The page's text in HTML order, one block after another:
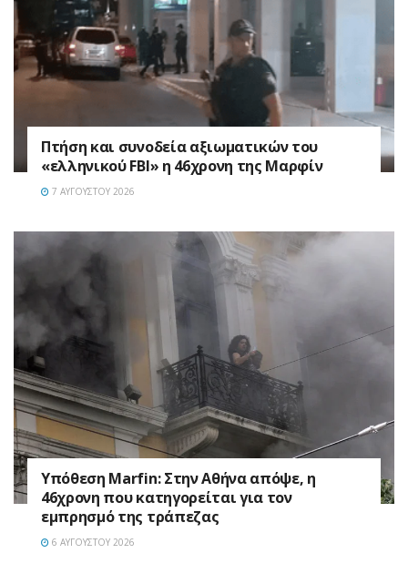
Πτήση και συνοδεία αξιωματικών του
«ελληνικού FBI» η 46χρονη της Μαρφίν
7 ΑΥΓΟΎΣΤΟΥ 2026
Υπόθεση Marfin: Στην Αθήνα απόψε, η
46χρονη που κατηγορείται για τον
εμπρησμό της τράπεζας
6 ΑΥΓΟΎΣΤΟΥ 2026